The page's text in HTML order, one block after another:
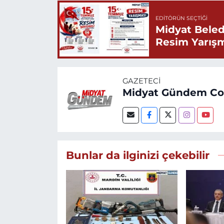
EDITÖRÜN SEÇTIĞI
Midyat
Resim
GAZETECI
Midyat Gündem
Bunlar da ilginizi çekebilir